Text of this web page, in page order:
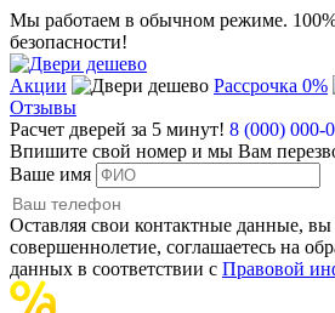
Мы работаем в обычном режиме.
безопасности!
Акции
Рассрочка 0%
Отзывы
Расчет дверей за 5 минут! 8 (000) 000-
Впишите свой номер и мы Вам
Ваше имя
Оставляя свои контактные данные, вы
совершеннолетие, соглашаетесь на
данных в соответствии с Правовой